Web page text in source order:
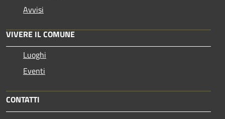
Avvisi
VIVERE IL COMUNE
Luoghi
Eventi
CONTATTI